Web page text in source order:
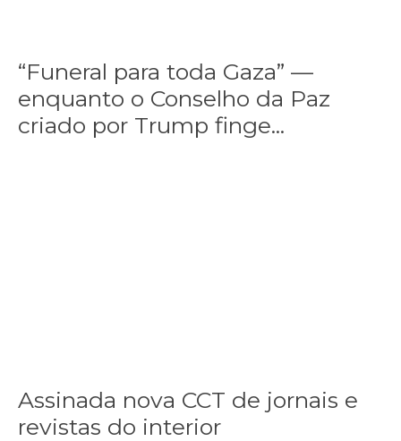
“Funeral para toda Gaza” —
enquanto o Conselho da Paz
criado por Trump finge...
Assinada nova CCT de jornais e
revistas do interior